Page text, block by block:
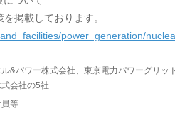
掲載しております。
power_generation/
&パワー株式会社、東京電力パワーグリッ
会社の5社
等